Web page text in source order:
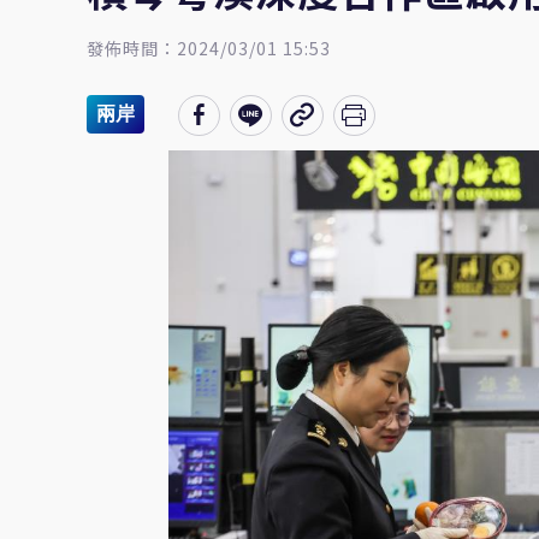
發佈時間：2024/03/01 15:53
兩岸